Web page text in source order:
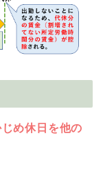
め休日を他の